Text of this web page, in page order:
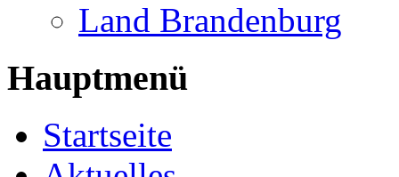
Land Brandenburg
Hauptmenü
Startseite